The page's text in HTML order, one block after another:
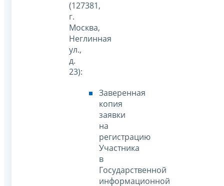
(127381,
г.
Москва,
Неглинная
ул.,
д.
23):
Заверенная
копия
заявки
на
регистрацию
Участника
в
Государственной
информационной